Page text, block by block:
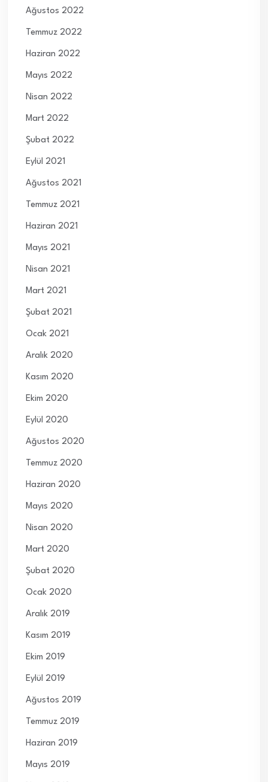
Ağustos 2022
Temmuz 2022
Haziran 2022
Mayıs 2022
Nisan 2022
Mart 2022
Şubat 2022
Eylül 2021
Ağustos 2021
Temmuz 2021
Haziran 2021
Mayıs 2021
Nisan 2021
Mart 2021
Şubat 2021
Ocak 2021
Aralık 2020
Kasım 2020
Ekim 2020
Eylül 2020
Ağustos 2020
Temmuz 2020
Haziran 2020
Mayıs 2020
Nisan 2020
Mart 2020
Şubat 2020
Ocak 2020
Aralık 2019
Kasım 2019
Ekim 2019
Eylül 2019
Ağustos 2019
Temmuz 2019
Haziran 2019
Mayıs 2019